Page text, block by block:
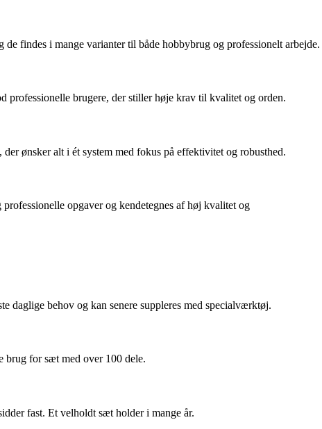
findes i mange varianter til både hobbybrug og professionelt arbejde.
professionelle brugere, der stiller høje krav til kvalitet og orden.
ønsker alt i ét system med fokus på effektivitet og robusthed.
opgaver og kendetegnes af høj kvalitet og
daglige behov og kan senere suppleres med specialværktøj.
brug for sæt med over 100 dele.
fast. Et velholdt sæt holder i mange år.